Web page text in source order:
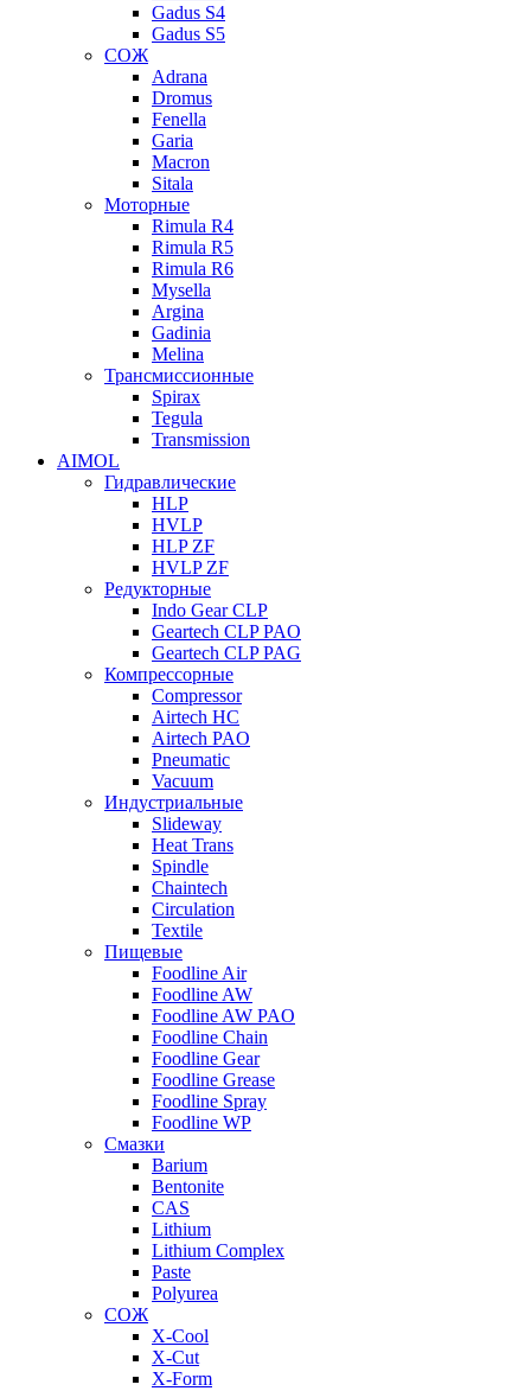
Gadus S4
Gadus S5
СОЖ
Adrana
Dromus
Fenella
Garia
Macron
Sitala
Моторные
Rimula R4
Rimula R5
Rimula R6
Mysella
Argina
Gadinia
Melina
Трансмиссионные
Spirax
Tegula
Transmission
AIMOL
Гидравлические
HLP
HVLP
HLP ZF
HVLP ZF
Редукторные
Indo Gear CLP
Geartech CLP PAO
Geartech CLP PAG
Компрессорные
Compressor
Airtech HC
Airtech PAO
Pneumatic
Vacuum
Индустриальные
Slideway
Heat Trans
Spindle
Chaintech
Circulation
Textile
Пищевые
Foodline Air
Foodline AW
Foodline AW PAO
Foodline Chain
Foodline Gear
Foodline Grease
Foodline Spray
Foodline WP
Смазки
Barium
Bentonite
CAS
Lithium
Lithium Complex
Paste
Polyurea
СОЖ
X-Cool
X-Cut
X-Form